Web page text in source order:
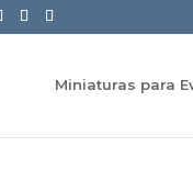
Miniaturas para